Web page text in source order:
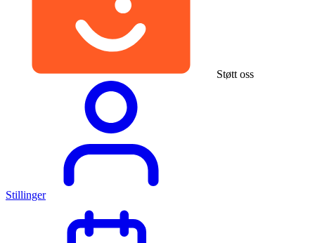
Støtt oss
Stillinger